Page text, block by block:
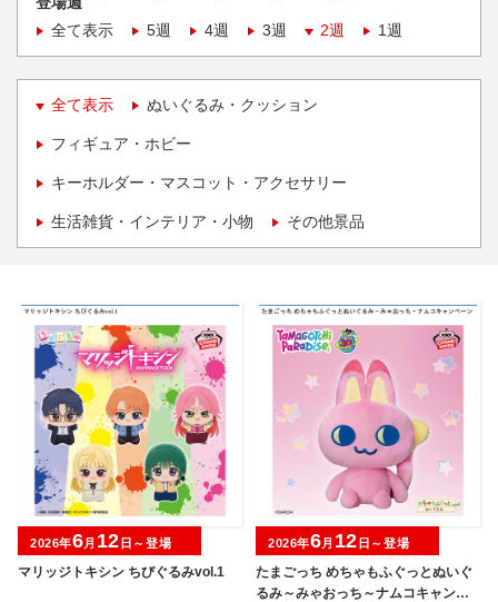
全て表示
5週 4週 3週 2週 1週
全て表示 ぬいぐるみ・クッション
フィギュア・ホビー
キーホルダー・マスコット・アクセサリー
生活雑貨・インテリア・小物 その他景品
マリッジトキシン ちびぐるみvol.1
2026年6月 12 日～登場
たまごっち めちゃもふぐっとぬいぐ
るみ～みゃおっち～ナムコキャンペ
2026年6月 12 日～登場